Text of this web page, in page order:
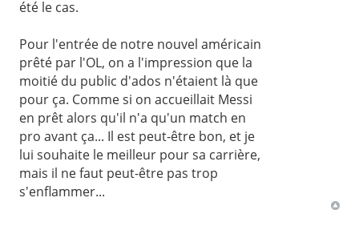
été le cas.
Pour l'entrée de notre nouvel américain
prêté par l'OL, on a l'impression que la
moitié du public d'ados n'étaient là que
pour ça. Comme si on accueillait Messi
en prêt alors qu'il n'a qu'un match en
pro avant ça... Il est peut-être bon, et je
lui souhaite le meilleur pour sa carrière,
mais il ne faut peut-être pas trop
s'enflammer...